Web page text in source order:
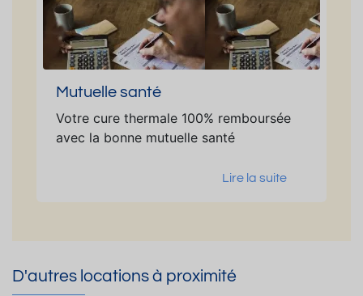
Mutuelle santé
Votre cure thermale 100% remboursée
avec la bonne mutuelle santé
Lire la suite
D'autres locations à proximité